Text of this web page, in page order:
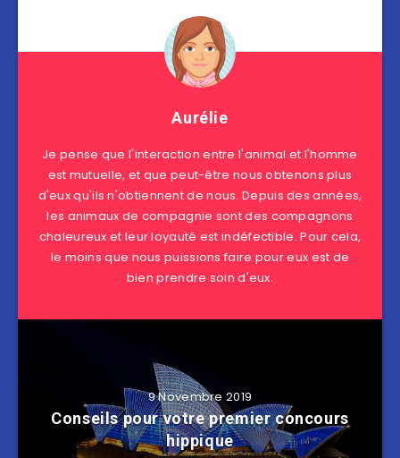
Aurélie
Je pense que l'interaction entre l'animal et l'homme
est mutuelle, et que peut-être nous obtenons plus
d'eux qu'ils n'obtiennent de nous. Depuis des années,
les animaux de compagnie sont des compagnons
chaleureux et leur loyauté est indéfectible. Pour cela,
le moins que nous puissions faire pour eux est de
bien prendre soin d'eux.
9 Novembre 2019
Conseils pour votre premier concours
hippique